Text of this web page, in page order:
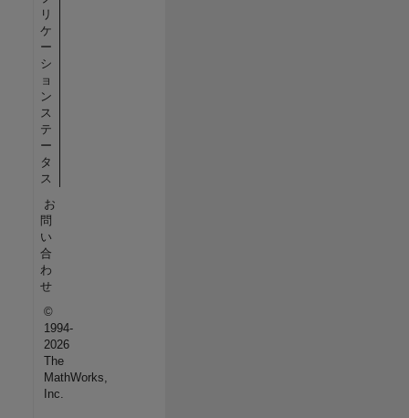
リ
ケ
ー
シ
ョ
ン
ス
テ
ー
タ
ス
お
問
い
合
わ
せ
©
1994-
2026
The
MathWorks,
Inc.